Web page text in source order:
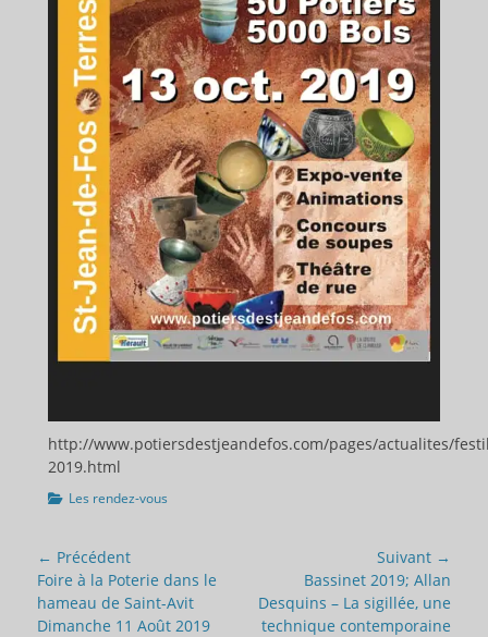
http://www.potiersdestjeandefos.com/pages/actualites/
2019.html
Catégories
Les rendez-vous
Navigation
de
l’article
← Précédent
Article
précédent :
Foire à la Poterie dans le
hameau de Saint-Avit
Dimanche 11 Août 2019
Suivant →
suivant :
Bassinet 2019; Allan
Desquins – La sigillée, une
technique contemporaine